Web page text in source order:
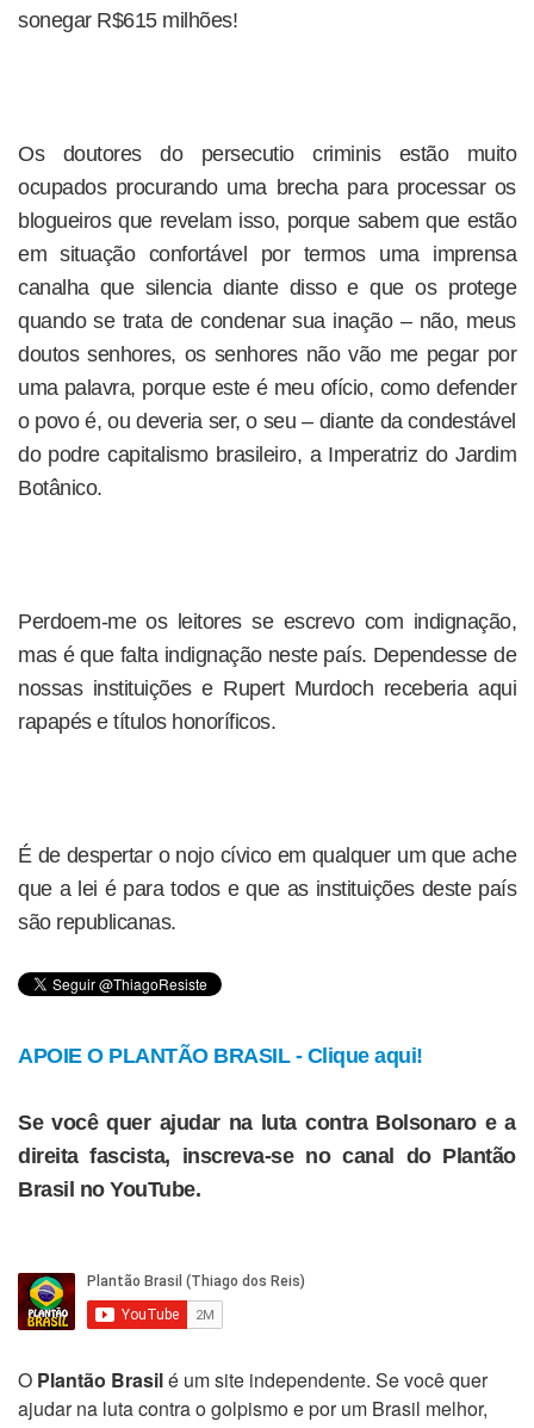
sonegar R$615 milhões!
Os doutores do persecutio criminis estão muito
ocupados procurando uma brecha para processar os
blogueiros que revelam isso, porque sabem que estão
em situação confortável por termos uma imprensa
canalha que silencia diante disso e que os protege
quando se trata de condenar sua inação – não, meus
doutos senhores, os senhores não vão me pegar por
uma palavra, porque este é meu ofício, como defender
o povo é, ou deveria ser, o seu – diante da condestável
do podre capitalismo brasileiro, a Imperatriz do Jardim
Botânico.
Perdoem-me os leitores se escrevo com indignação,
mas é que falta indignação neste país. Dependesse de
nossas instituições e Rupert Murdoch receberia aqui
rapapés e títulos honoríficos.
É de despertar o nojo cívico em qualquer um que ache
que a lei é para todos e que as instituições deste país
são republicanas.
APOIE O PLANTÃO BRASIL - Clique aqui!
Se você quer ajudar na luta contra Bolsonaro e a
direita fascista, inscreva-se no canal do Plantão
Brasil no YouTube.
O Plantão Brasilé um site independente. Se você quer
ajudar na luta contra o golpismo e por um Brasil melhor,